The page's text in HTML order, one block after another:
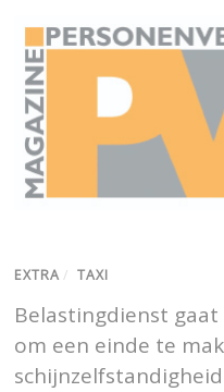
EXTRA / TAXI
Belastingdienst
om een einde te